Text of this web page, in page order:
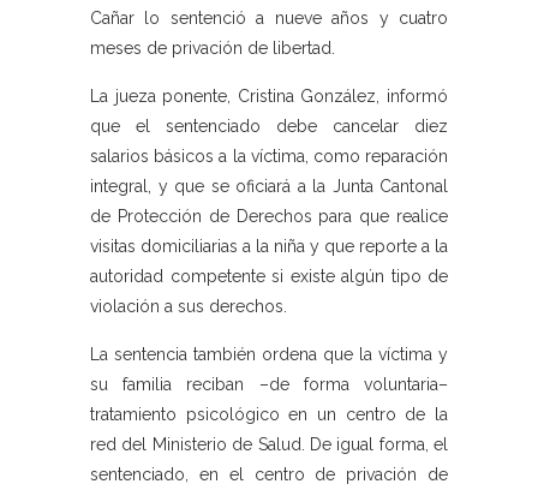
Cañar lo sentenció a nueve años y cuatro
meses de privación de libertad.
La jueza ponente, Cristina González, informó
que el sentenciado debe cancelar diez
salarios básicos a la víctima, como reparación
integral, y que se oficiará a la Junta Cantonal
de Protección de Derechos para que realice
visitas domiciliarias a la niña y que reporte a la
autoridad competente si existe algún tipo de
violación a sus derechos.
La sentencia también ordena que la víctima y
su familia reciban –de forma voluntaria–
tratamiento psicológico en un centro de la
red del Ministerio de Salud. De igual forma, el
sentenciado, en el centro de privación de